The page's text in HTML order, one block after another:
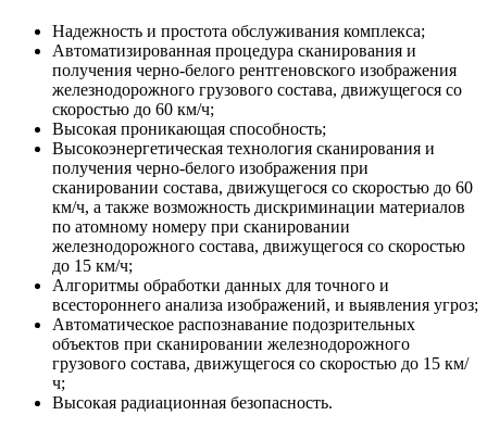
Надежность и простота обслуживания комплекса;
Автоматизированная процедура сканирования и
получения черно-белого рентгеновского изображения
железнодорожного грузового состава, движущегося со
скоростью до 60 км/ч;
Высокая проникающая способность;
Высокоэнергетическая технология сканирования и
получения черно-белого изображения при
сканировании состава, движущегося со скоростью до 60
км/ч, а также возможность дискриминации материалов
по атомному номеру при сканировании
железнодорожного состава, движущегося со скоростью
до 15 км/ч;
Алгоритмы обработки данных для точного и
всестороннего анализа изображений, и выявления угроз;
Автоматическое распознавание подозрительных
объектов при сканировании железнодорожного
грузового состава, движущегося со скоростью до 15 км/
ч;
Высокая радиационная безопасность.